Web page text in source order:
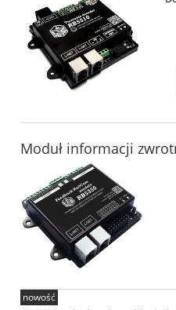
Moduł informacji
nowość